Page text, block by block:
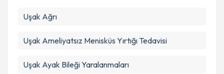
Uşak Ağrı
Uşak Ameliyatsız Menisküs Yırtığı Tedavisi
Uşak Ayak Bileği Yaralanmaları